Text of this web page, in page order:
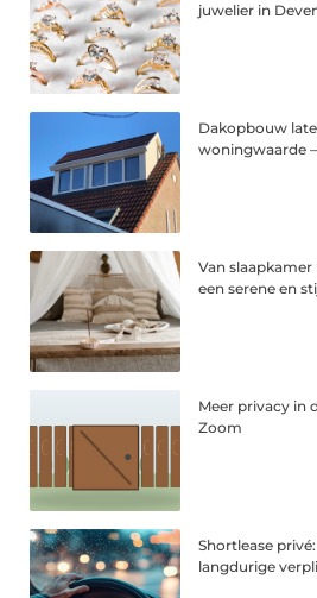
juwelier in
Dakopbouw
woningwaarde
Van
een serene en
Meer privacy in
Zoom
Shortlease
langdurige